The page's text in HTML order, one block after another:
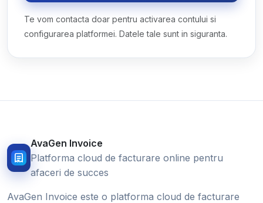
Te vom contacta doar pentru activarea contului si
configurarea platformei. Datele tale sunt in siguranta.
AvaGen Invoice
Platforma cloud de facturare online pentru
afaceri de succes
AvaGen Invoice este o platforma cloud de facturare